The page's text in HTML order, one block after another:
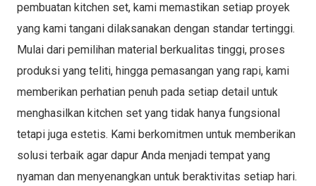
pembuatan kitchen set, kami memastikan setiap proyek
yang kami tangani dilaksanakan dengan standar tertinggi.
Mulai dari pemilihan material berkualitas tinggi, proses
produksi yang teliti, hingga pemasangan yang rapi, kami
memberikan perhatian penuh pada setiap detail untuk
menghasilkan kitchen set yang tidak hanya fungsional
tetapi juga estetis. Kami berkomitmen untuk memberikan
solusi terbaik agar dapur Anda menjadi tempat yang
nyaman dan menyenangkan untuk beraktivitas setiap hari.